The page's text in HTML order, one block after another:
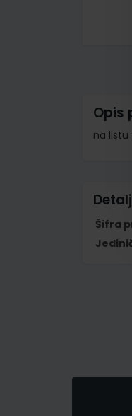
gallery
Opis
na listu
Šifra